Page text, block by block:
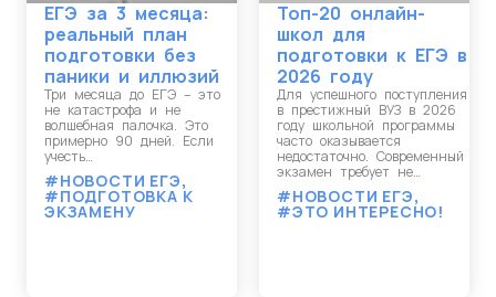
ЕГЭ за 3 месяца:
реальный план
подготовки без
паники и иллюзий
Три месяца до ЕГЭ – это
не катастрофа и не
волшебная палочка. Это
примерно 90 дней. Если
учесть…
#НОВОСТИ ЕГЭ,
#ПОДГОТОВКА К
ЭКЗАМЕНУ
Топ-20 онлайн-
школ для
подготовки к ЕГЭ в
2026 году
Для успешного поступления
в престижный ВУЗ в 2026
году школьной программы
часто оказывается
недостаточно. Современный
экзамен требует не…
#НОВОСТИ ЕГЭ,
#ЭТО ИНТЕРЕСНО!